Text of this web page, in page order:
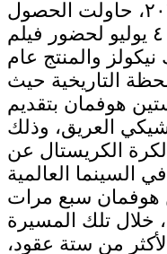
الممتد بين ٣-١١ يوليو ٢٠٢٦، حاولت الحصول
على تذكرة لليوم التالي ٤ يوليو لحضور فيلم
والمنتج عام
التاريخية حيث
هوفمان بتقديم
العريق، وذلك
الكريستال عن
هوفمان سبع مرات
خلال تلك المسيرة
من ستة عقود،